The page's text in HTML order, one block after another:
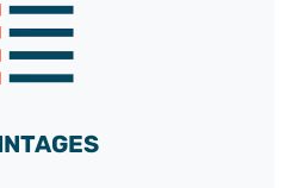
DÉMO
possibilités de notre boîte
sur-mesure
parti !